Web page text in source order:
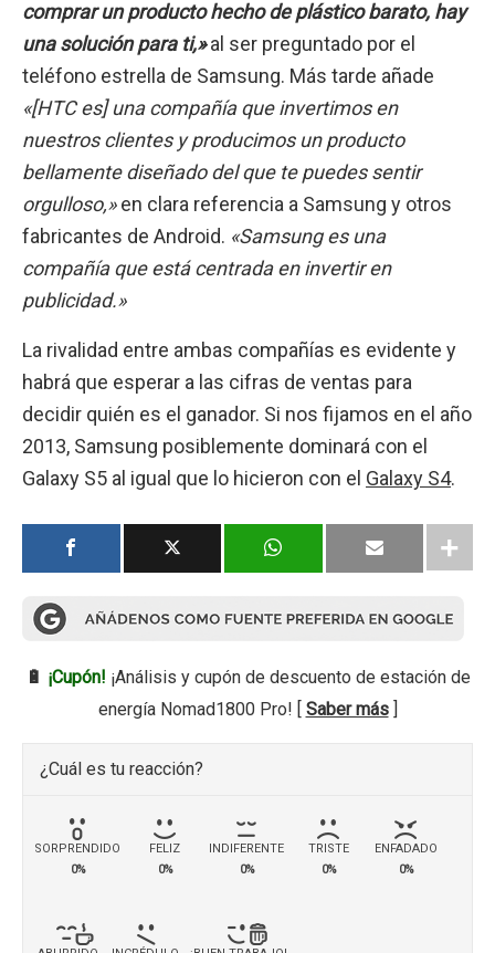
comprar un producto hecho de plástico barato, hay
una solución para ti,»al ser preguntado por el
teléfono estrella de Samsung. Más tarde añade
«[HTC es] una compañía que invertimos en
nuestros clientes y producimos un producto
bellamente diseñado del que te puedes sentir
orgulloso,»en clara referencia a Samsung y otros
fabricantes de Android. «Samsung es una
compañía que está centrada en invertir en
publicidad.»
La rivalidad entre ambas compañías es evidente y
habrá que esperar a las cifras de ventas para
decidir quién es el ganador. Si nos fijamos en el año
2013, Samsung posiblemente dominará con el
Galaxy S5 al igual que lo hicieron con el Galaxy S4.
🔋 ¡Cupón! ¡Análisis y cupón de descuento de estación de
energía Nomad1800 Pro! [ Saber más]
¿Cuál es tu reacción?
SORPRENDIDO
0%
FELIZ
0%
INDIFERENTE
0%
TRISTE
0%
ENFADADO
0%